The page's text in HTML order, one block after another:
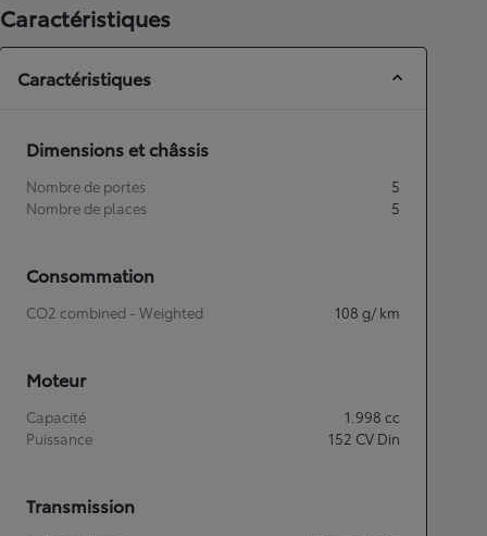
Caractéristiques
Caractéristiques
Dimensions et châssis
Nombre de portes
5
Nombre de places
5
Consommation
CO2 combined - Weighted 108 g/ km
Moteur
Capacité 1.998 cc
Puissance
152 CV Din
Transmission